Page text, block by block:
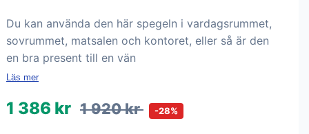
Du kan använda den här spegeln i vardagsrummet,
sovrummet, matsalen och kontoret, eller så är den
en bra present till en vän
Läs mer
1 386 kr 1 920 kr -28%